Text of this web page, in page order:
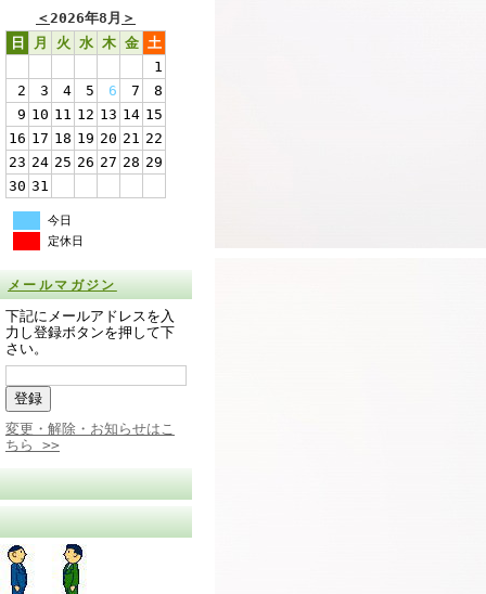
＜2026年8月 ＞
日
月 火 水 木 金 土
1
2
3 4 5 6 7
8
9 10 11 12 13 14 15
16 17 18 19 20 21 22
23 24 25 26 27 28 29
30 31
今日
定休日
メールマガジン
下記にメールアドレスを入
力し登録ボタンを押して下
さい。
変更・解除・お知らせはこ
ちら >>